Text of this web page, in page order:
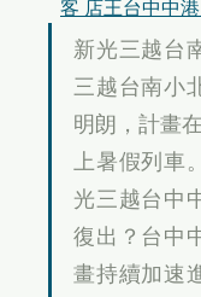
客 店王台中中
新光三越台
三越台南小
明朗，計畫
上暑假列車
光三越台中
復出？台中
畫持續加速